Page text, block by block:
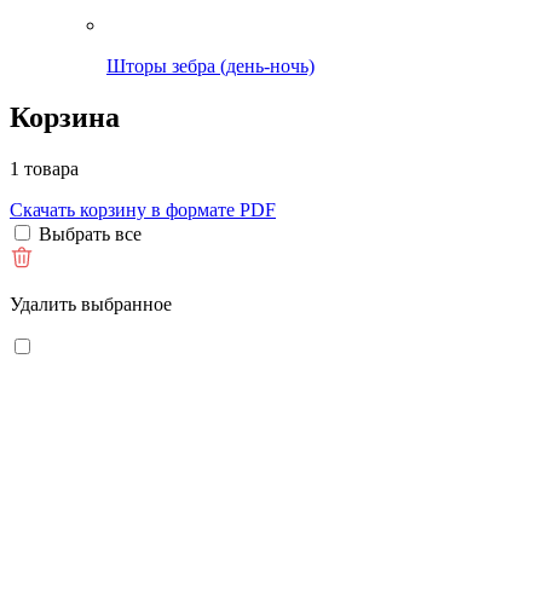
Шторы зебра (день-ночь)
Корзина
1 товара
Скачать корзину в формате PDF
Выбрать все
Удалить выбранное